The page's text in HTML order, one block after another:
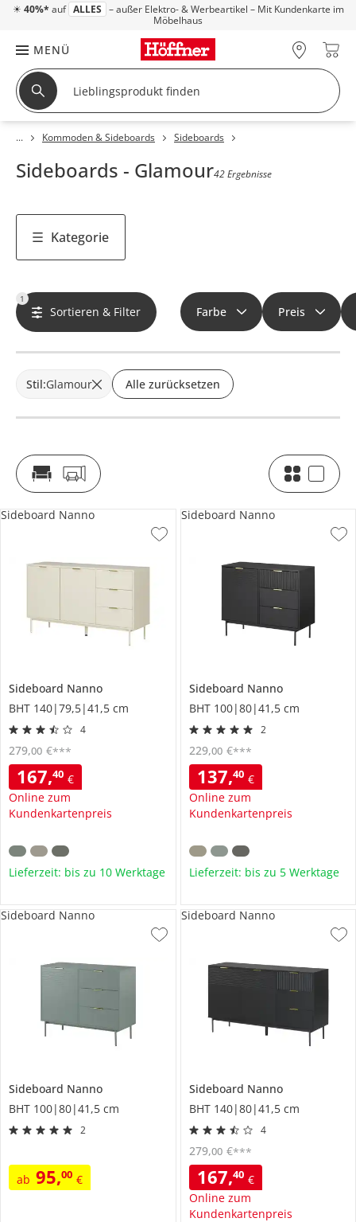
☀ 40%* auf ALLES – außer Elektro- & Werbeartikel – Mit Kundenkarte im
Möbelhaus
MENÜ
Kommoden & Sideboards Sideboards
Sideboards - Glamour42 Ergebnisse
Kategorie
1
Sortieren & Filter Farbe Preis
Stil:Glamour Alle zurücksetzen
Sideboard Nanno
BHT 140|79,5|41,5 cm
4
167,40 €
Online zum
Kundenkartenpreis
279,00 €***
Sideboard Nanno
Lieferzeit: bis zu 10 Werktage
Sideboard Nanno
BHT 100|80|41,5 cm
2
137,40 €
Online zum
Kundenkartenpreis
229,00 €***
Sideboard Nanno
Lieferzeit: bis zu 5 Werktage
Sideboard Nanno
BHT 100|80|41,5 cm
2
ab 95,00 €
Sideboard Nanno
Sideboard Nanno
BHT 140|80|41,5 cm
4
167,40 €
Online zum
Kundenkartenpreis
279,00 €***
Sideboard Nanno